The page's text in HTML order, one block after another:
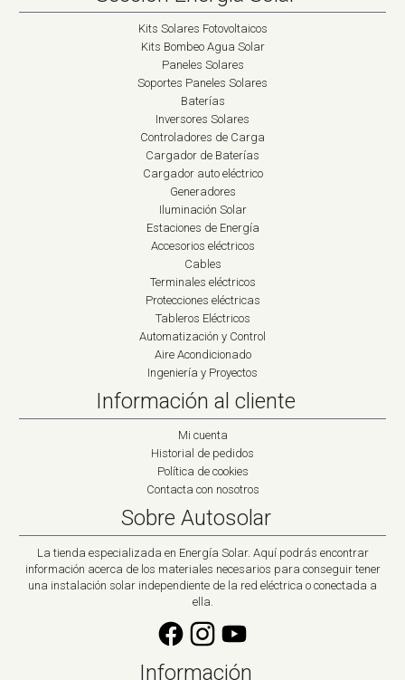
Kits Solares Fotovoltaicos
Kits Bombeo Agua Solar
Paneles Solares
Soportes Paneles Solares
Baterías
Inversores Solares
Controladores de Carga
Cargador de Baterías
Cargador auto eléctrico
Generadores
Iluminación Solar
Estaciones de Energía
Accesorios eléctricos
Cables
Terminales eléctricos
Protecciones eléctricas
Tableros Eléctricos
Automatización y Control
Aire Acondicionado
Ingeniería y Proyectos
Información al cliente
Mi cuenta
Historial de pedidos
Política de cookies
Contacta con nosotros
Sobre Autosolar
La tienda especializada en Energía Solar. Aquí podrás encontrar
información acerca de los materiales necesarios para conseguir tener
una instalación solar independiente de la red eléctrica o conectada a
ella.
Información